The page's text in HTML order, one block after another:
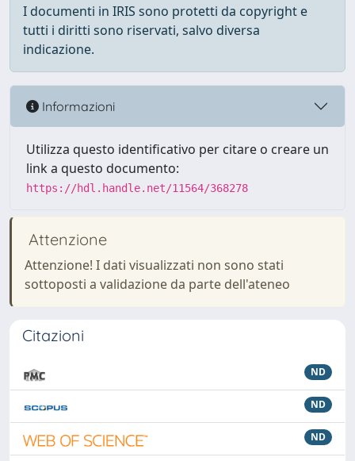
I documenti in IRIS sono protetti da copyright e
tutti i diritti sono riservati, salvo diversa
indicazione.
Informazioni
Utilizza questo identificativo per citare o creare un
link a questo documento:
https://hdl.handle.net/11564/368278
Attenzione
Attenzione! I dati visualizzati non sono stati
sottoposti a validazione da parte dell'ateneo
Citazioni
ND
ND
ND